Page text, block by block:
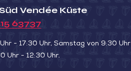
Vendée Küste
63737
- 17:30 Uhr, Samstag von 9:30
Uhr - 12:30 Uhr.